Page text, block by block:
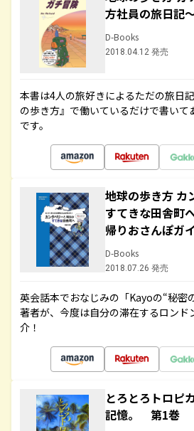
方社員の旅日記
D-Books
2018.04.12 発売
本書は4人の旅好きによるただの旅日
の歩き方』で働いているだけで書い
です。
地球の歩き方 カ
すてきな田舎町
帰りおさんぽガ
D-Books
2018.07.26 発売
英会話本でおなじみの「Kayoの“秘密
著者が、今度は自分の滞在するロンド
介！
とろとろトロピ
記憶。 第1巻